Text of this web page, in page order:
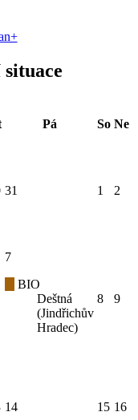
Pá So Ne
31 1 2
7
BIO
Deštná
(Jindřichův
Hradec)
8 9
14 15 16